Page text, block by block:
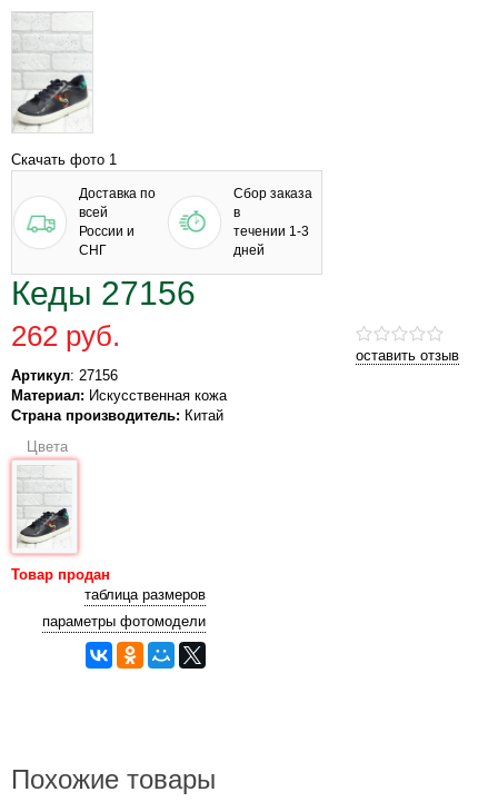
Скачать фото 1
Доставка по
всей
России и
СНГ
Сбор заказа
в
течении 1-3
дней
Кеды 27156
оставить отзыв
262 руб.
Артикул: 27156
Материал: Искусственная кожа
Страна производитель: Китай
Цвета
Товар продан
таблица размеров
параметры фотомодели
Похожие товары